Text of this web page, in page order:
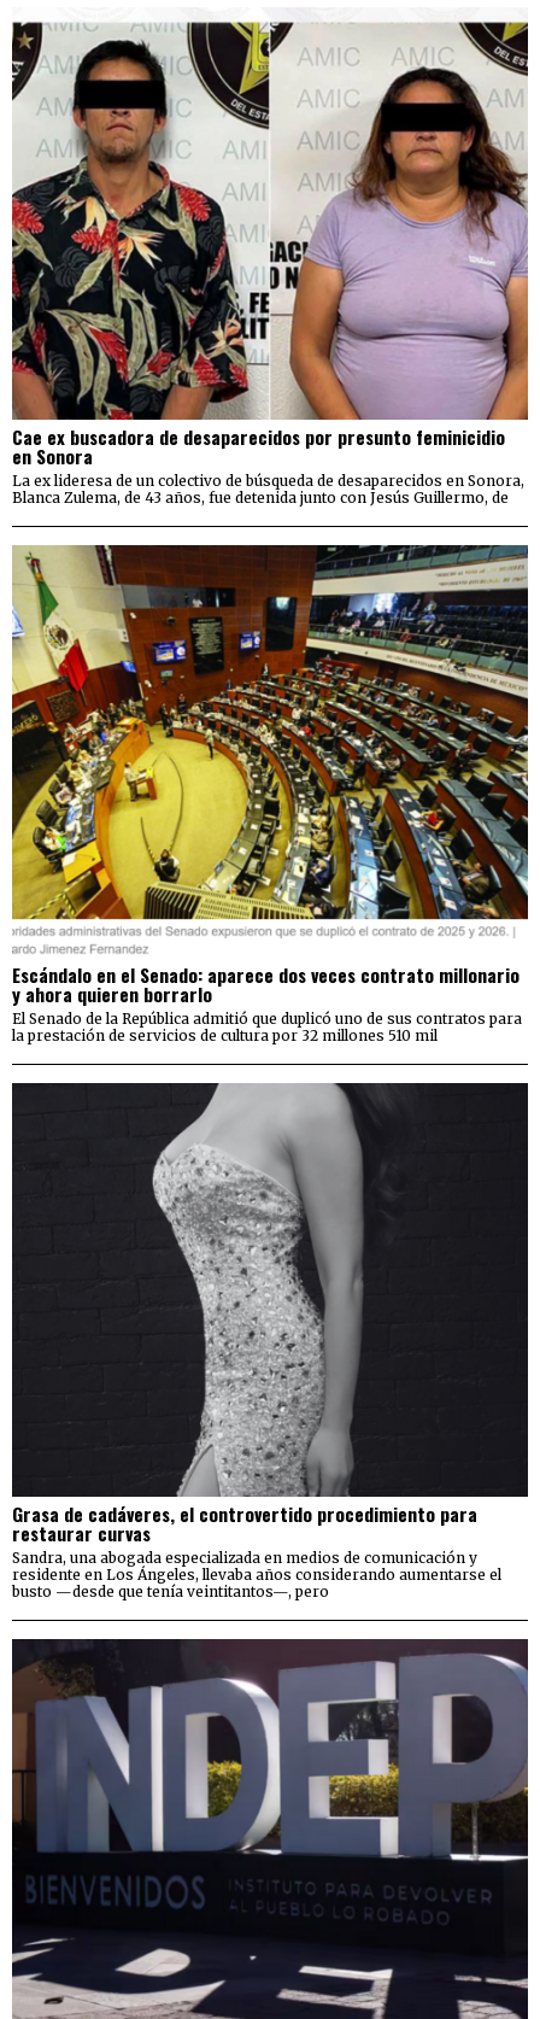
Cae ex buscadora de desaparecidos por presunto feminicidio
en Sonora
La ex lideresa de un colectivo de búsqueda de desaparecidos en Sonora,
Blanca Zulema, de 43 años, fue detenida junto con Jesús Guillermo, de
Escándalo en el Senado: aparece dos veces contrato millonario
y ahora quieren borrarlo
El Senado de la República admitió que duplicó uno de sus contratos para
la prestación de servicios de cultura por 32 millones 510 mil
Grasa de cadáveres, el controvertido procedimiento para
restaurar curvas
Sandra, una abogada especializada en medios de comunicación y
residente en Los Ángeles, llevaba años considerando aumentarse el
busto —desde que tenía veintitantos—, pero